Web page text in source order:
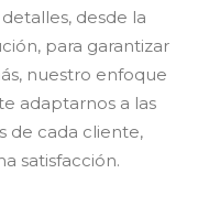
desde la
para garantizar
nuestro enfoque
adaptarnos a las
de cada cliente,
satisfacción.